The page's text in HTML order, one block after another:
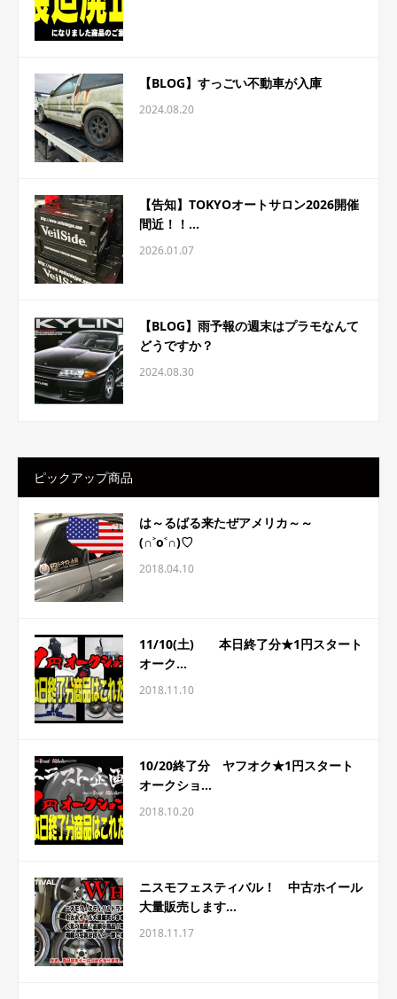
【BLOG】すっごい不動車が入庫
2024.08.20
【告知】TOKYOオートサロン2026開催
間近！！...
2026.01.07
【BLOG】雨予報の週末はプラモなんて
どうですか？
2024.08.30
ピックアップ商品
は～るばる来たぜアメリカ～～
(∩˃o˂∩)♡
2018.04.10
11/10(土) 本日終了分★1円スタート
オーク...
2018.11.10
10/20終了分 ヤフオク★1円スタート
オークショ...
2018.10.20
ニスモフェスティバル！ 中古ホイール
大量販売します...
2018.11.17